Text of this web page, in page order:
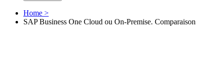
Home >
SAP Business One Cloud ou On-Premise. Comparaison